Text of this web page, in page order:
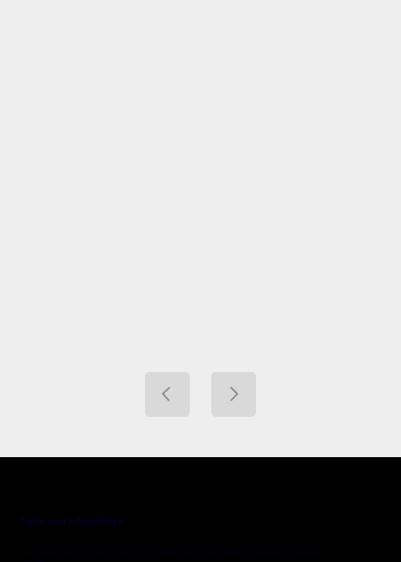
Let's work together
Wil je meer weten over onze projecten of wat Yonglo voor jouw kan betekenen? Neem dan contact met